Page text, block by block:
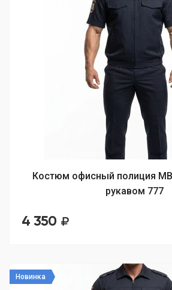
Костюм офисный полиция
рукавом 777
4 350
Новинка